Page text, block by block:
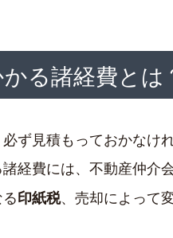
る諸経費とは
ず見積もっておかなけ
経費には、不動産仲介
印紙税、売却によって